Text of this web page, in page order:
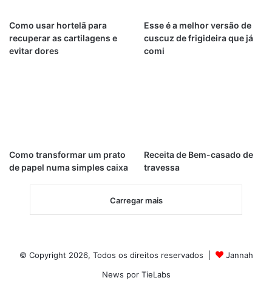
Como usar hortelã para
recuperar as cartilagens e
evitar dores
Esse é a melhor versão de
cuscuz de frigideira que já
comi
Como transformar um prato
de papel numa simples caixa
Receita de Bem-casado de
travessa
Carregar mais
© Copyright 2026, Todos os direitos reservados |
Jannah
News por TieLabs